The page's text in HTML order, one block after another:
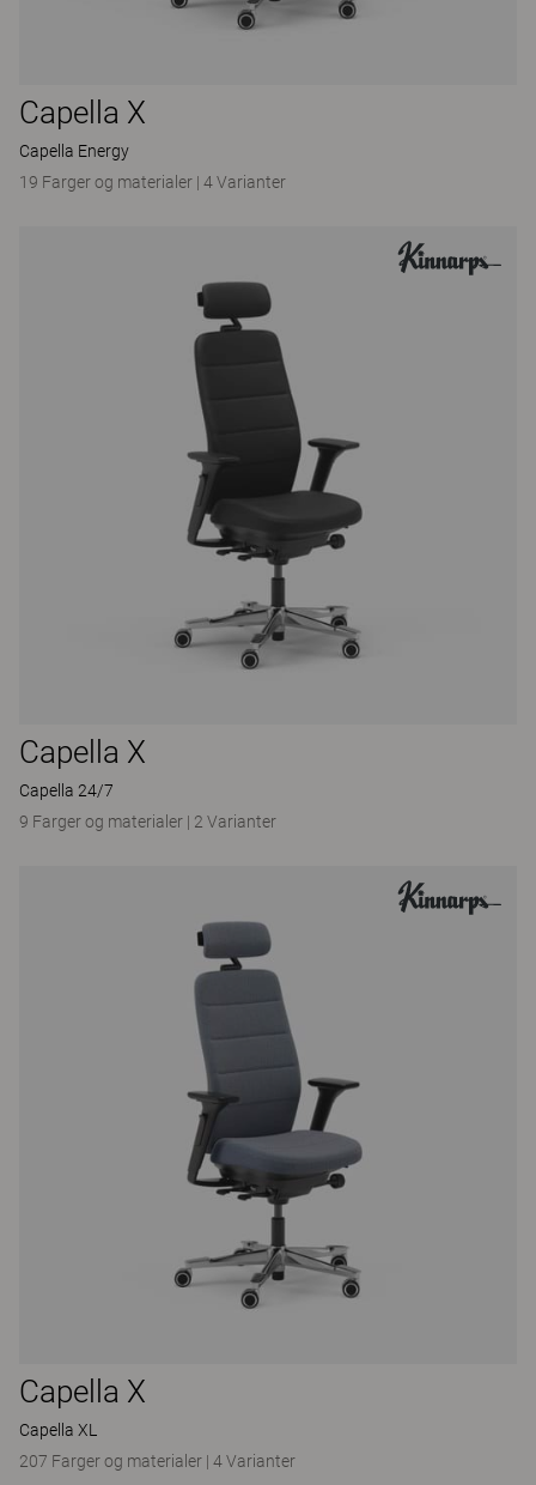
Capella X
Capella Energy
19 Farger og materialer | 4 Varianter
Capella X
Capella 24/7
9 Farger og materialer | 2 Varianter
Capella X
Capella XL
207 Farger og materialer | 4 Varianter